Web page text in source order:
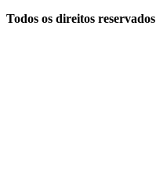
Todos os direitos reservados